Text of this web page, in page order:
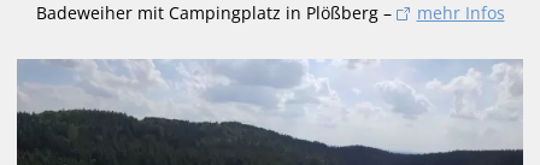
Badeweiher mit Campingplatz in Plößberg – mehr Infos